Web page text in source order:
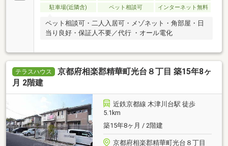
駐車場(近隣含)
ペット相談可 インターネット無料
ペット相談可・二人入居可・メゾネット・角部屋・日
当り良好・保証人不要／代行 ・オール電化
テラスハウス
京都府相楽郡精華町光台８丁目 築15年8ヶ
月 2階建
近鉄京都線 木津川台駅 徒歩
5.1km
築15年8ヶ月 / 2階建
京都府相楽郡精華町光台８丁目